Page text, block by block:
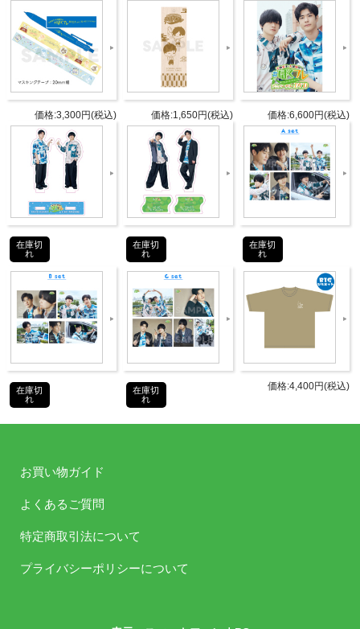
発売日 2020年3月18日(水)
パーソ
ナリテ
ィ
大塚剛央
仕様 [DVD]約50分
発売元
タブリエ・コミュニケーションズ株
式会社
販売元
タブリエ・コミュニケーションズ株
式会社
JANコ
ード
4589477674755
号
TBBK-1166
©Internet Radio Station＜音泉＞
価格:3,300円(税込) 価格:1,650円(税込) 価格:6,600円(税込)
在庫切
れ
在庫切
れ
在庫切
れ
在庫切
れ
在庫切
れ
価格:4,400円(税込)
お買い物ガイド
よくあるご質問
特定商取引法について
プライバシーポリシーについて